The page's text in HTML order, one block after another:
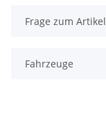
Frage zum Artikel
Fahrzeuge